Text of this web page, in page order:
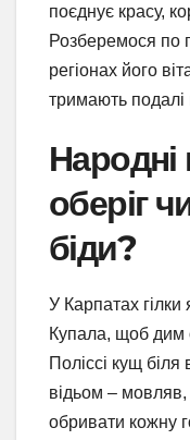
поєднує красу,
Розберемося по
регіонах його
тримають подалі
Народні
оберіг
біди?
У Карпатах гілки
Купала, щоб дим
Поліссі кущ
відьом – мовляв,
обривати кожну